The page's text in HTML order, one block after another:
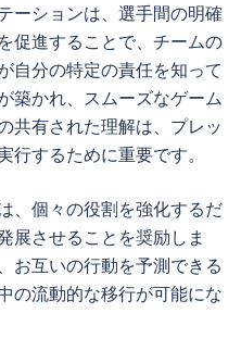
ーションは、選手間の明確
促進することで、チームの
自分の特定の責任を知って
築かれ、スムーズなゲーム
共有された理解は、プレッ
行するために重要です。
、個々の役割を強化するだ
展させることを奨励しま
お互いの行動を予測できる
の流動的な移行が可能にな